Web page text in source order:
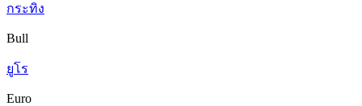
กระทิง
Bull
ยูโร
Euro